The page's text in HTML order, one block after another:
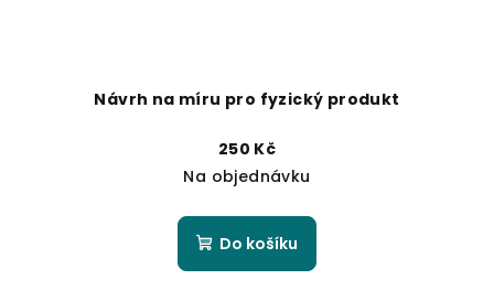
Návrh na míru pro fyzický produkt
250 Kč
Na objednávku
Do košíku